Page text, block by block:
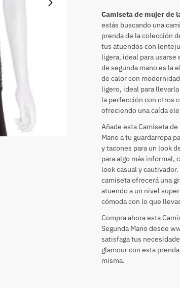
Camiseta de mujer de
estás buscando una
prenda de la colección
tus atuendos con
ligera, ideal para
de segunda mano es la
de calor con
ligero, ideal para
la perfección con otros
ofreciendo una caída
Añade esta Camiseta
Mano a tu guardarropa
y tacones para un look
para algo más informal,
look casual y
camiseta ofrecerá una
atuendo a un nivel
cómoda con lo que
Compra ahora esta
Segunda Mano desde
satisfaga tus
glamour con esta
misma.